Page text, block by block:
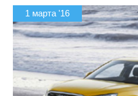
1 марта '16